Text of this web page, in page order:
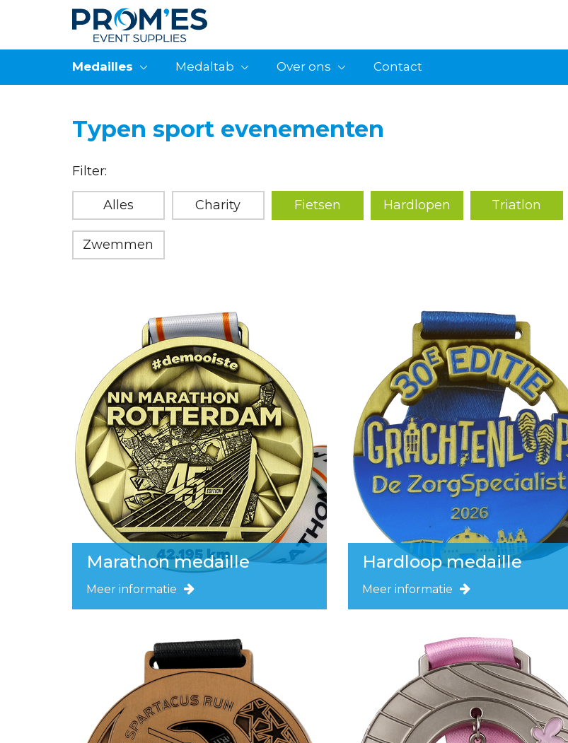
Medailles Medaltab Over ons Contact
Typen sport evenementen
Filter:
Alles Charity Fietsen Hardlopen Triatlon
Zwemmen
Marathon medaille
Meer informatie
Hardloop medaille
Meer informatie